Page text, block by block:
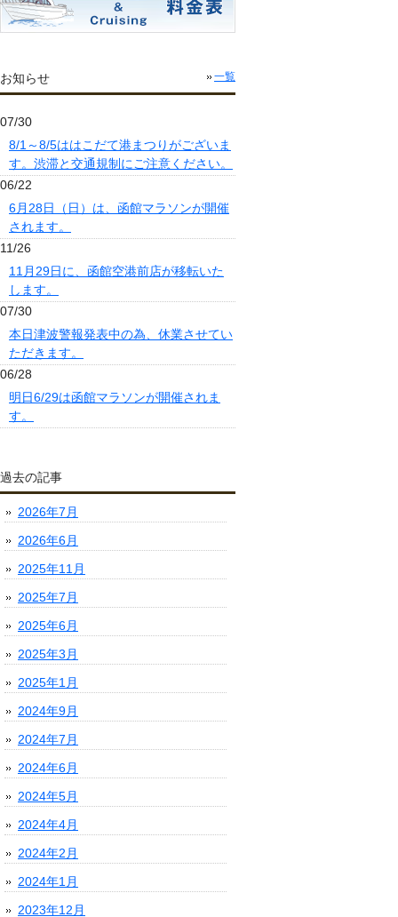
お知らせ 一覧
07/30
8/1～8/5ははこだて港まつりがございま
す。渋滞と交通規制にご注意ください。
06/22
6月28日（日）は、函館マラソンが開催
されます。
11/26
11月29日に、函館空港前店が移転いた
します。
07/30
本日津波警報発表中の為、休業させてい
ただきます。
06/28
明日6/29は函館マラソンが開催されま
す。
過去の記事
2026年7月
2026年6月
2025年11月
2025年7月
2025年6月
2025年3月
2025年1月
2024年9月
2024年7月
2024年6月
2024年5月
2024年4月
2024年2月
2024年1月
2023年12月